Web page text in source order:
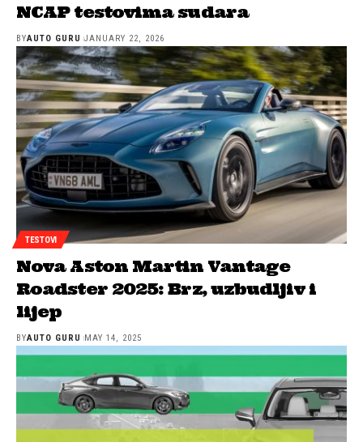
NCAP testovima sudara
BYAUTO GURU JANUARY 22, 2026
TESTOVI
Nova Aston Martin Vantage
Roadster 2025: Brz, uzbudljiv i
lijep
BYAUTO GURU MAY 14, 2025